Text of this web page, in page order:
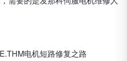
电机短路修复之路